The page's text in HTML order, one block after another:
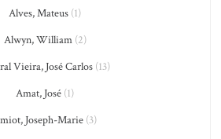
Alves, Mateus (1)
Alwyn, William(2)
Vieira, José Carlos (13)
Amat, José (1)
Joseph-Marie (3)